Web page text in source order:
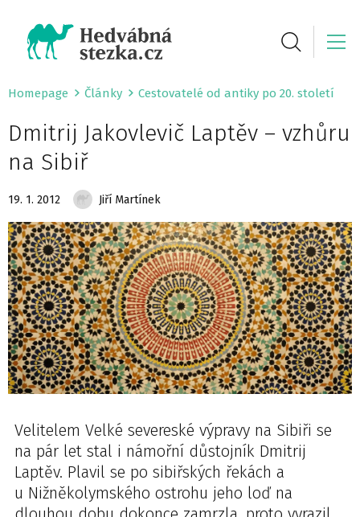
Homepage Články Cestovatelé od antiky po 20. století
Dmitrij Jakovlevič Laptěv – vzhůru
na Sibiř
19. 1. 2012 Jiří Martínek
Velitelem Velké severeské výpravy na Sibiři se
na pár let stal i námořní důstojník Dmitrij
Laptěv. Plavil se po sibiřských řekách a
u Nižněkolymského ostrohu jeho loď na